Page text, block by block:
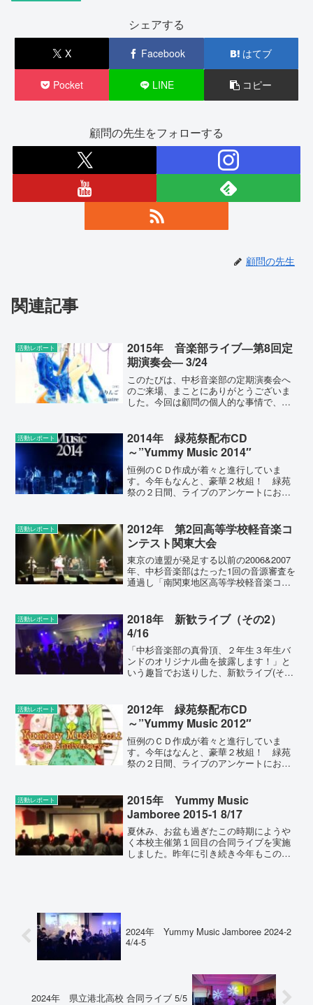
シェアする
X Facebook はてブ
Pocket LINE コピー
顧問の先生をフォローする
顧問の先生
関連記事
活動レポート
2015年 音楽部ライブ―第8回定
期演奏会― 3/24
このたびは、中杉音楽部の定期演奏会へ
のご来場、まことにありがとうございま
した。今回は顧問の個人的な事情で、い
（このブログでの事前の情報提供も不親
切で、すいませんでした。...
活動レポート
2014年 緑苑祭配布CD
～”Yummy Music 2014″
恒例のＣＤ作成が着々と進行していま
す。今年もなんと、豪華２枚組！ 緑苑
祭の２日間、ライブのアンケートにお答
は限りがございます）。1. We are not
alone /...
活動レポート
2012年 第2回高等学校軽音楽コ
ンテスト関東大会
東京の連盟が発足する以前の2006&2007
年、中杉音楽部はたった1回の音源審査を
通過し「南関東地区高等学校軽音楽コン
源審査～準決勝～決勝大会 という激戦
を勝ち抜き、〈...
活動レポート
2018年 新歓ライブ（その2）
4/16
「中杉音楽部の真骨頂、２年生３年生バ
ンドのオリジナル曲を披露します！」と
いう趣旨でお送りした、新歓ライブ(その
ばかりのこのライブ、どのように受け止
められたのでしょう？...
活動レポート
2012年 緑苑祭配布CD
～”Yummy Music 2012″
恒例のＣＤ作成が着々と進行していま
す。今年はなんと、豪華２枚組！ 緑苑
祭の２日間、ライブのアンケートにお答
は限りがございます）。
1.Introduction2.Next ...
活動レポート
2015年 Yummy Music
Jamboree 2015-1 8/17
夏休み、お盆も過ぎたこの時期にようや
く本校主催第１回目の合同ライブを実施
しました。昨年に引き続き今年もこの
2024年 Yummy Music Jamboree 2024-2
4/4-5
2024年 県立港北高校 合同ライブ 5/5